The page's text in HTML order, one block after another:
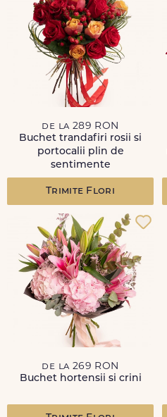
de la 289 RON
Buchet trandafiri rosii si
portocalii plin de
sentimente
Trimite Flori
de la 269 RON
Buchet hortensii si crini